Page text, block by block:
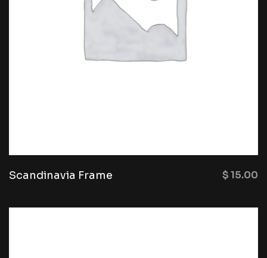
Scandinavia Frame $15.00